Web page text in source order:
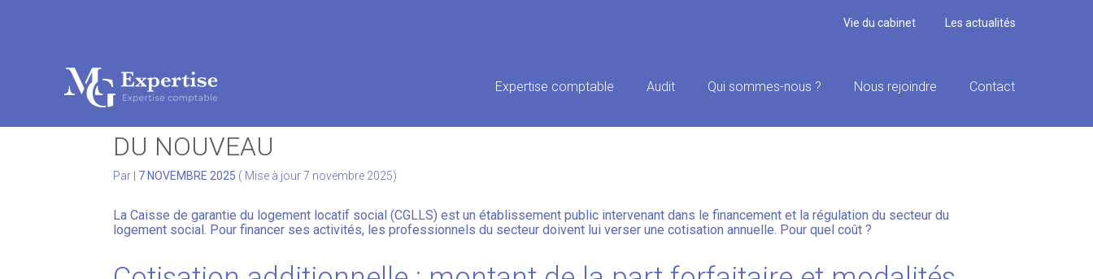
Vie du cabinet Les actualités
Aller
Expertise comptable Audit Qui sommes-nous ? Nous rejoindre Contact
DU NOUVEAU
Par 7 NOVEMBRE 2025 ( Mise à jour 7 novembre 2025)
La Caisse de garantie du logement locatif social (CGLLS) est un établissement public intervenant dans le financement et la régulation du secteur du
logement social. Pour financer ses activités, les professionnels du secteur doivent lui verser une cotisation annuelle. Pour quel coût ?